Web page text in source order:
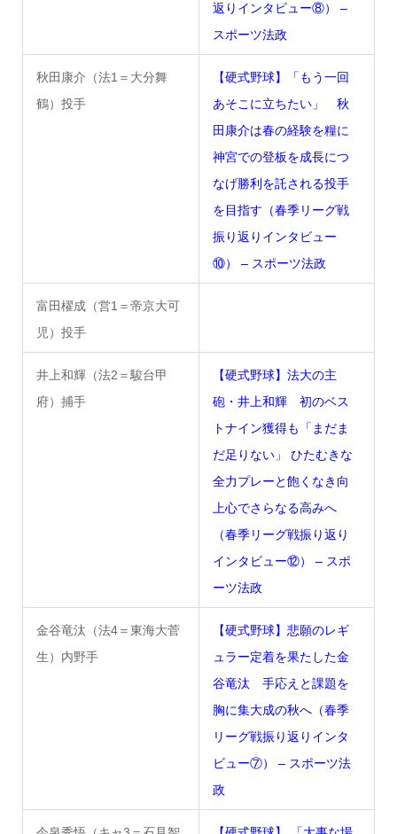
返りインタビュー⑧） –
スポーツ法政
秋田康介（法1＝大分舞
鶴）投手
【硬式野球】「もう一回
あそこに立ちたい」 秋
田康介は春の経験を糧に
神宮での登板を成長につ
なげ勝利を託される投手
を目指す（春季リーグ戦
振り返りインタビュー
⑩） – スポーツ法政
富田櫂成（営1＝帝京大可
児）投手
井上和輝（法2＝駿台甲
府）捕手
【硬式野球】法大の主
砲・井上和輝 初のベス
トナイン獲得も「まだま
だ足りない」 ひたむきな
全力プレーと飽くなき向
上心でさらなる高みへ
（春季リーグ戦振り返り
インタビュー⑫） – スポ
ーツ法政
金谷竜汰（法4＝東海大菅
生）内野手
【硬式野球】悲願のレギ
ュラー定着を果たした金
谷竜汰 手応えと課題を
胸に集大成の秋へ（春季
リーグ戦振り返りインタ
ビュー⑦） – スポーツ法
政